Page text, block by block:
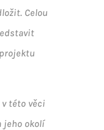
Celou
této věci
jeho okolí